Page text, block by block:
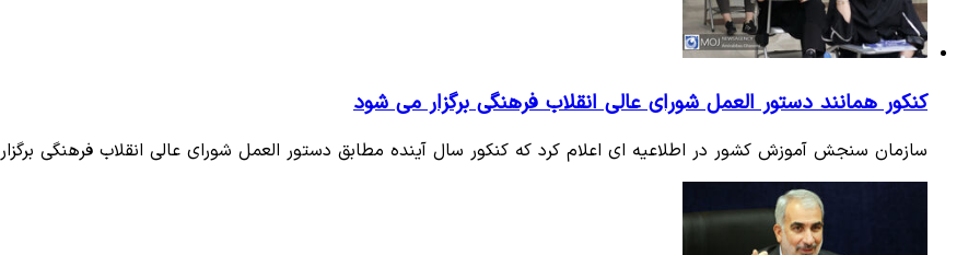
کنکور همانند دستور العمل شورای عالی انقلاب فرهنگی برگزار می شود
سازمان سنجش آموزش کشور در اطلاعیه ای اعلام کرد که کنکور سال آینده مطابق دستور العمل شورای عالی انقلاب فرهنگی